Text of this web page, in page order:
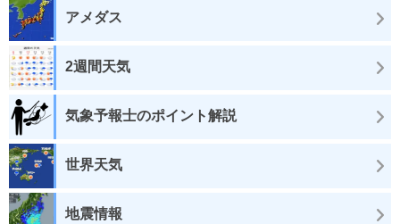
アメダス
2週間天気
気象予報士のポイント解説
世界天気
地震情報